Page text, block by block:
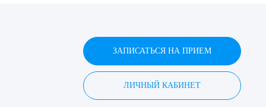
ЗАПИСАТЬСЯ НА ПРИЕМ
ЛИЧНЫЙ КАБИНЕТ